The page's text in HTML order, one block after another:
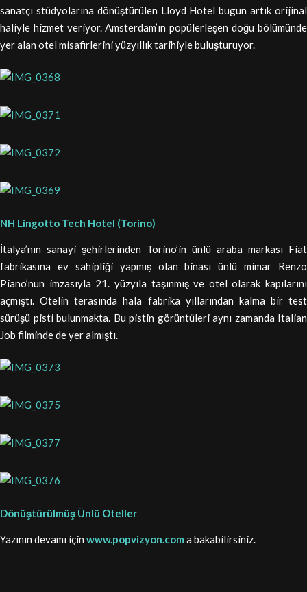
sanatçı stüdyolarına dönüştürülen Lloyd Hotel bugun artık orijinal
haliyle hizmet veriyor. Amsterdam’ın popülerleşen doğu bölümünde
yer alan otel misafirlerini yüzyıllık tarihiyle buluşturuyor.
NH Lingotto Tech Hotel (Torino)
İtalya’nın sanayi şehirlerinden Torino’in ünlü araba markası Fiat
fabrikasına ev sahipliği yapmış olan binası ünlü mimar Renzo
Piano’nun imzasıyla 21. yüzyıla taşınmış ve otel olarak kapılarını
açmıştı. Otelin terasında hala fabrika yıllarından kalma bir test
sürüşü pisti bulunmakta. Bu pistin görüntüleri aynı zamanda Italian
Job filminde de yer almıştı.
Yazının devamı için www.popvizyon.com a bakabilirsiniz.